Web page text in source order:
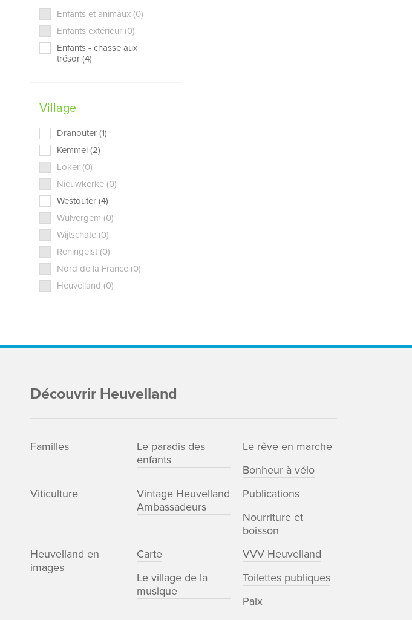
Enfants et animaux (0)
Enfants extérieur (0)
Enfants - chasse aux
trésor (4)
Village
Dranouter (1)
Kemmel (2)
Loker (0)
Nieuwkerke (0)
Westouter (4)
Wulvergem (0)
Wijtschate (0)
Reningelst (0)
Nord de la France (0)
Heuvelland (0)
Découvrir Heuvelland
Familles
Le paradis des
enfants
Le rêve en marche
Bonheur à vélo
Viticulture
Vintage Heuvelland
Ambassadeurs
Publications
Nourriture et
boisson
Heuvelland en
images
Carte
VVV Heuvelland
Le village de la
musique
Toilettes publiques
Paix